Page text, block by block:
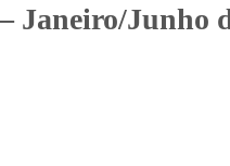
Janeiro/Junho